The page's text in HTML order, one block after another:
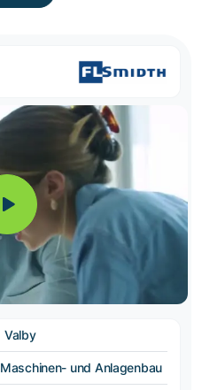
Valby
Maschinen- und Anlagenbau